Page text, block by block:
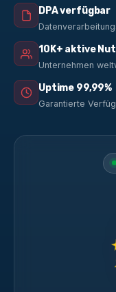
DPA verfügbar
10K+ aktive
Unternehmen
Uptime 99,99%
Garantierte